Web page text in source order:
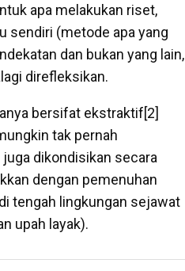
apa melakukan riset,
sendiri (metode apa yang
dan bukan yang lain,
direfleksikan.
bersifat ekstraktif[2]
tak pernah
dikondisikan secara
dengan pemenuhan
tengah lingkungan sejawat
upah layak).